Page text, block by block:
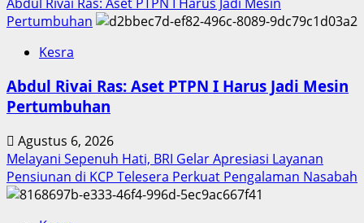
Pertumbuhan
Kesra
Abdul Rivai Ras: Aset PTPN I Harus Jadi Mesin
Pertumbuhan
Agustus 6, 2026
Melayani Sepenuh Hati, BRI Gelar Apresiasi Layanan
Pensiunan di KCP Telesera Perkuat Pengalaman Nasabah